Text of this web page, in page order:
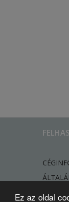
Ez az oldal